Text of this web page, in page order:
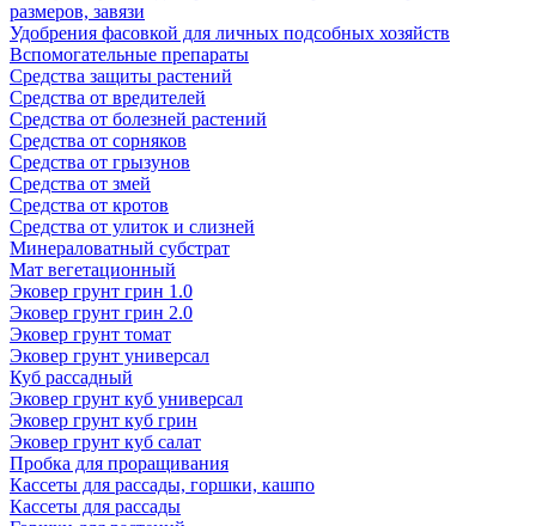
размеров, завязи
Удобрения фасовкой для личных подсобных хозяйств
Вспомогательные препараты
Средства защиты растений
Средства от вредителей
Средства от болезней растений
Средства от сорняков
Средства от грызунов
Средства от змей
Средства от кротов
Средства от улиток и слизней
Минераловатный субстрат
Мат вегетационный
Эковер грунт грин 1.0
Эковер грунт грин 2.0
Эковер грунт томат
Эковер грунт универсал
Куб рассадный
Эковер грунт куб универсал
Эковер грунт куб грин
Эковер грунт куб салат
Пробка для проращивания
Кассеты для рассады, горшки, кашпо
Кассеты для рассады